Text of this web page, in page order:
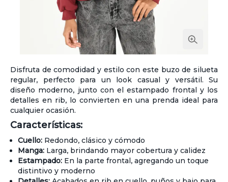
Disfruta de comodidad y estilo con este buzo de silueta
regular, perfecto para un look casual y versátil. Su
diseño moderno, junto con el estampado frontal y los
detalles en rib, lo convierten en una prenda ideal para
cualquier ocasión.
Características:
Cuello: Redondo, clásico y cómodo
Manga: Larga, brindando mayor cobertura y calidez
Estampado: En la parte frontal, agregando un toque
distintivo y moderno